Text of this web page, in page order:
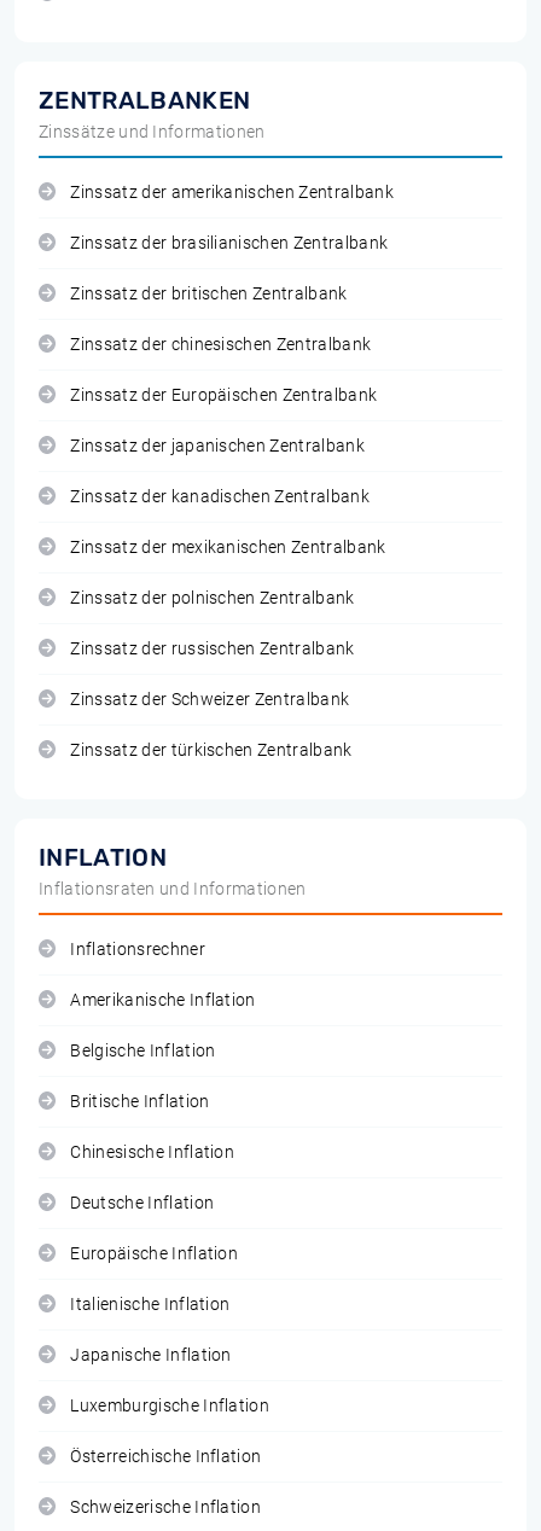
ZENTRALBANKEN
Zinssätze und Informationen
Zinssatz der amerikanischen Zentralbank
Zinssatz der brasilianischen Zentralbank
Zinssatz der britischen Zentralbank
Zinssatz der chinesischen Zentralbank
Zinssatz der Europäischen Zentralbank
Zinssatz der japanischen Zentralbank
Zinssatz der kanadischen Zentralbank
Zinssatz der mexikanischen Zentralbank
Zinssatz der polnischen Zentralbank
Zinssatz der russischen Zentralbank
Zinssatz der Schweizer Zentralbank
Zinssatz der türkischen Zentralbank
INFLATION
Inflationsraten und Informationen
Inflationsrechner
Amerikanische Inflation
Belgische Inflation
Britische Inflation
Chinesische Inflation
Deutsche Inflation
Europäische Inflation
Italienische Inflation
Japanische Inflation
Luxemburgische Inflation
Österreichische Inflation
Schweizerische Inflation